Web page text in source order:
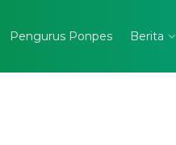
Pengurus Ponpes Berita